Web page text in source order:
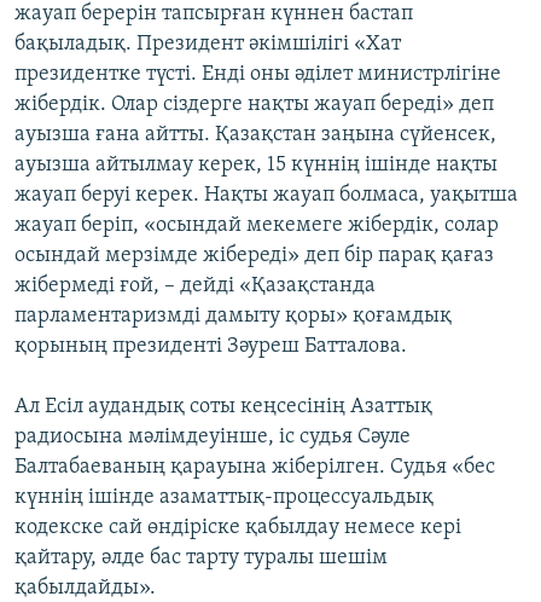
жауап берерін тапсырған күннен бастап
бақыладық. Президент әкімшілігі «Хат
президентке түсті. Енді оны әділет министрлігіне
жібердік. Олар сіздерге нақты жауап береді» деп
ауызша ғана айтты. Қазақстан заңына сүйенсек,
ауызша айтылмау керек, 15 күннің ішінде нақты
жауап беруі керек. Нақты жауап болмаса, уақытша
жауап беріп, «осындай мекемеге жібердік, солар
осындай мерзімде жібереді» деп бір парақ қағаз
жібермеді ғой, – дейді «Қазақстанда
парламентаризмді дамыту қоры» қоғамдық
қорының президенті Зәуреш Батталова.
Ал Есіл аудандық соты кеңсесінің Азаттық
радиосына мәлімдеуінше, іс судья Сәуле
Балтабаеваның қарауына жіберілген. Судья «бес
күннің ішінде азаматтық-процессуальдық
кодекске сай өндіріске қабылдау немесе кері
қайтару, әлде бас тарту туралы шешім
қабылдайды».